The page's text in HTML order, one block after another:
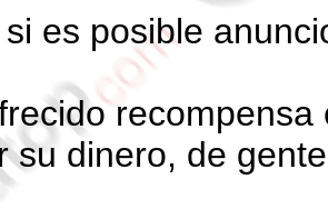
es posible
su dinero, de